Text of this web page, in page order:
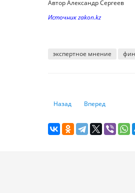
Автор Александр Сергеев
Источник zakon.kz
экспертное мнение
Предыдущий: Объем
Назад Следующий:
Вперед